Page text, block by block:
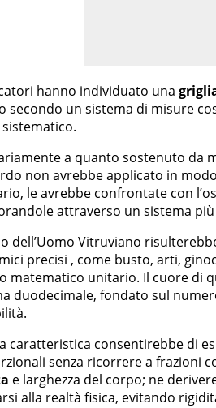
hanno individuato una
secondo un sistema di misure
a quanto sostenuto da
non avrebbe applicato in
le avrebbe confrontate con
attraverso un sistema più
dell’Uomo Vitruviano
precisi , come busto, arti,
matematico unitario. Il cuore di
duodecimale, fondato sul
caratteristica consentirebbe di
senza ricorrere a frazioni
e larghezza del corpo; ne
alla realtà fisica, evitando